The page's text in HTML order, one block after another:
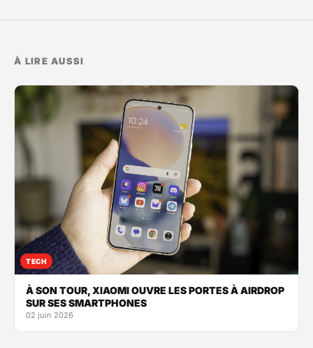
À LIRE AUSSI
TECH
À SON TOUR, XIAOMI OUVRE LES PORTES À AIRDROP
SUR SES SMARTPHONES
02 juin 2026